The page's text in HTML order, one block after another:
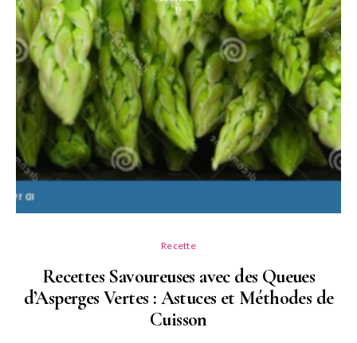
Recette
Recettes Savoureuses avec des Queues
d’Asperges Vertes : Astuces et Méthodes de
Cuisson